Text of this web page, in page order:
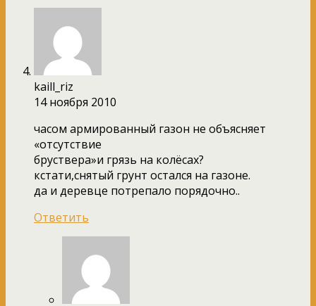
kaill_riz
14 ноября 2010
часом армированный газон не объясняет
«отсутствие
бруствера»и грязь на колёсах?
кстати,снятый грунт остался на газоне.
да и деревце потрепало порядочно..
Ответить